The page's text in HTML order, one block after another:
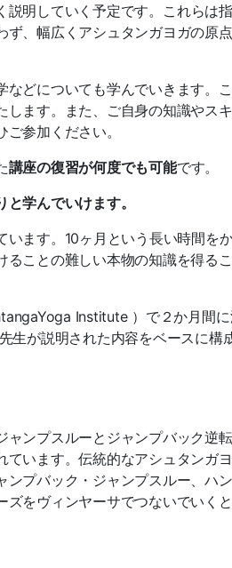
明していく予定です。
これらは
ず、幅広くアシュタンガヨガの原
などについても学んでいきます。
します。
また、ご自身の知識やス
参加ください。
講座の復習が何度でも可能です。
学んでいけます。
います。 10ヶ月という長い時間を
ることの難しい本物の知識を得る
ngaYoga Institute ）で２か月間に
生が説明された内容をベースに構
ャンプスルーとジャンプバック逆
ています。伝統的なアシュタンガ
ンプバッ ク・ジャンプスルー、ハ
をヴィンヤーサでつないでいくと